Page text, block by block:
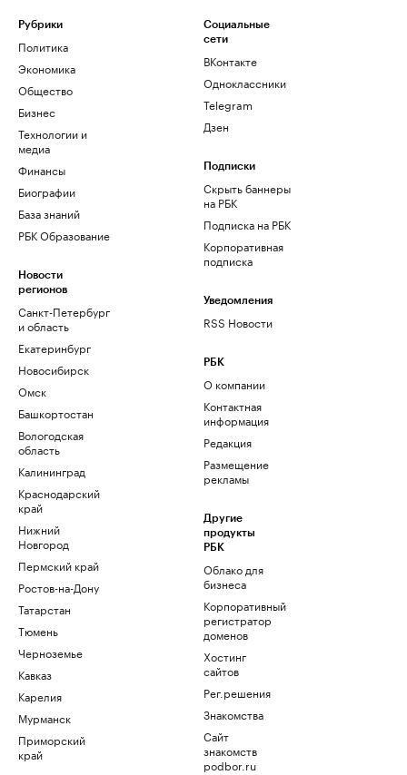
Рубрики
Политика
Экономика
Общество
Бизнес
Технологии и
медиа
Финансы
Биографии
База знаний
РБК Образование
Новости
регионов
Санкт-Петербург
и область
Екатеринбург
Новосибирск
Омск
Башкортостан
Вологодская
область
Калининград
Краснодарский
край
Нижний
Новгород
Пермский край
Ростов-на-Дону
Татарстан
Тюмень
Черноземье
Кавказ
Карелия
Мурманск
Приморский
край
Социальные
сети
ВКонтакте
Одноклассники
Telegram
Дзен
Подписки
Скрыть баннеры
на РБК
Подписка на РБК
Корпоративная
подписка
Уведомления
RSS Новости
РБК
О компании
Контактная
информация
Редакция
Размещение
рекламы
Другие
продукты
РБК
Облако для
бизнеса
Корпоративный
регистратор
доменов
Хостинг
сайтов
Рег.решения
Знакомства
Сайт
знакомств
podbor.ru